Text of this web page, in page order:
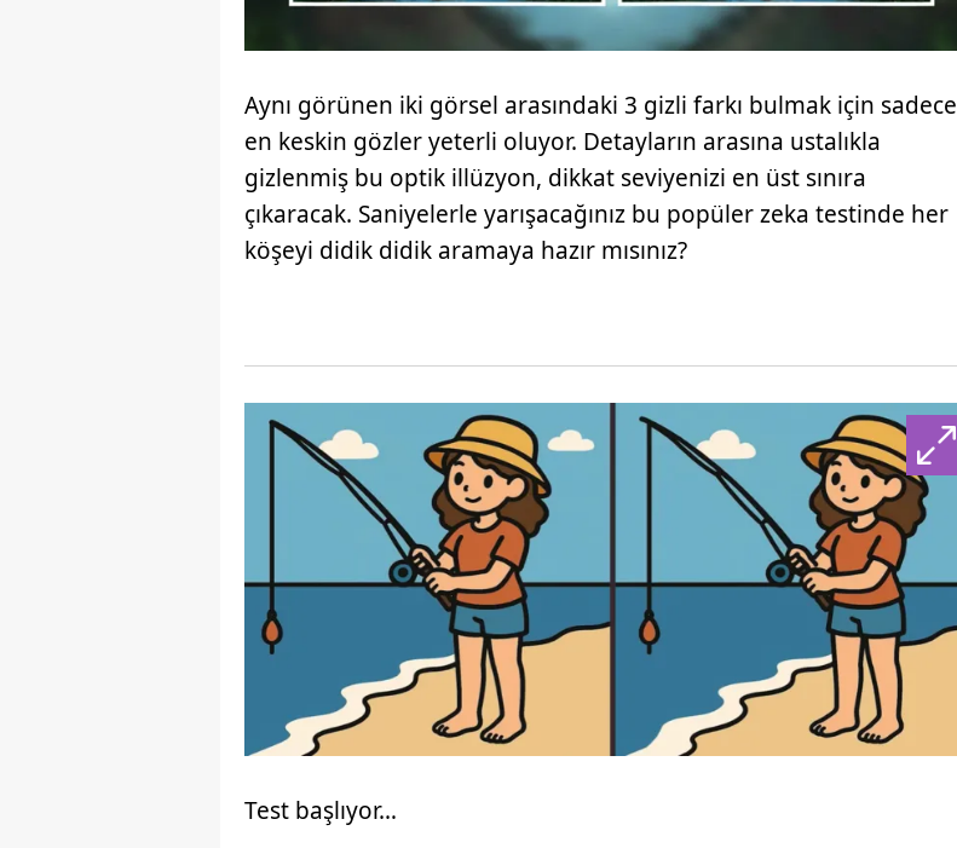
Aynı görünen iki görsel arasındaki 3 gizli farkı bulmak için sadece
en keskin gözler yeterli oluyor. Detayların arasına ustalıkla
gizlenmiş bu optik illüzyon, dikkat seviyenizi en üst sınıra
çıkaracak. Saniyelerle yarışacağınız bu popüler zeka testinde her
köşeyi didik didik aramaya hazır mısınız?
Test başlıyor…